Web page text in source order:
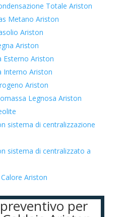
Totale Ariston
Metano Ariston
Ariston
Ariston
Esterno Ariston
Interno Ariston
Ariston
Legnosa Ariston
sistema di centralizzazione
sistema di centralizzato a
Ariston
per